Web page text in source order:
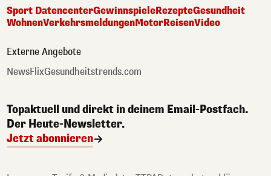
Sport DatencenterGewinnspieleRezepteGesundheit
WohnenVerkehrsmeldungenMotorReisenVideo
Externe Angebote
NewsFlixGesundheitstrends.com
Topaktuell und direkt in deinem Email-Postfach.
Der Heute-Newsletter.
Jetzt abonnieren